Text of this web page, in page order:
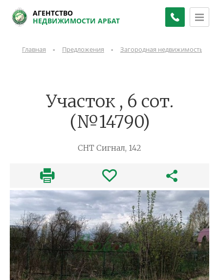
АГЕНТСТВО
НЕДВИЖИМОСТИ АРБАТ
Главная - Предложения - Загородная недвижимость
Участок , 6 сот.
(№14790)
СНТ Сигнал, 142